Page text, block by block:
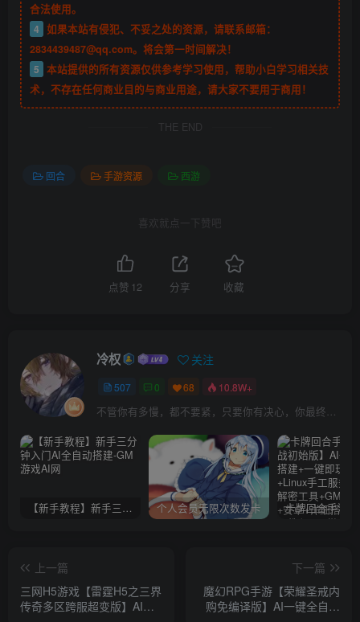
合法使用。
4 如果本站有侵犯、不妥之处的资源，请联系邮箱：
2834439487@qq.com。将会第一时间解决！
5 本站提供的所有资源仅供参考学习使用，帮助小白学习相关技
术，不存在任何商业目的与商业用途，请大家不要用于商用！
THE END
回合 手游资源 西游
喜欢就点一下赞吧
点赞 12 分享 收藏
冷权 关注
507 0 68 10.8W+
不管你有多慢，都不要紧，只要你有决心，你最终都会到达想去的地方
【新手教程】新手三分钟入门AI全自动搭建 个人会员无限次数发卡
上一篇
三网H5游戏【雷霆H5之三界
传奇多区跨服超变版】AI一
下一篇
魔幻RPG手游【荣耀圣戒内
购免编译版】AI一键全自动